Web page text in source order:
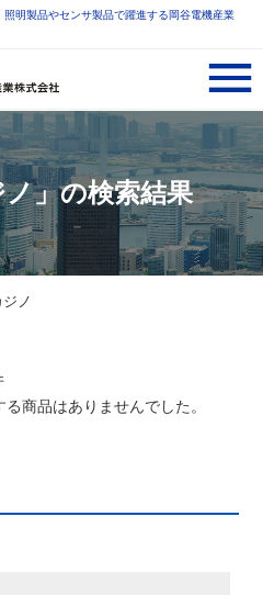
明製品やセンサ製品で躍進する岡谷電機産業
」の検索結果
ノ
商品はありませんでした。